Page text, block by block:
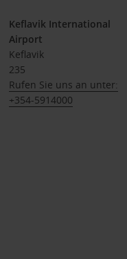
Keflavik International
Airport
Keflavik
235
Rufen Sie uns an unter:
+354-5914000